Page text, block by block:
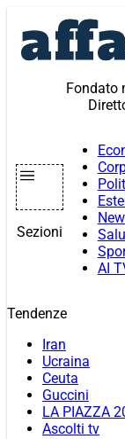
contenuto
Fondato
Sezioni
AI
Tendenze
Iran
Ucraina
Ceuta
Guccini
LA PIAZZA
Ascolti tv